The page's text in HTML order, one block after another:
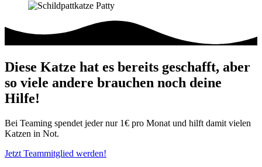
Diese Katze hat es bereits geschafft, aber
so viele andere brauchen noch deine
Hilfe!
Bei Teaming spendet jeder nur 1€ pro Monat und hilft damit vielen
Katzen in Not.
Jetzt Teammitglied werden!